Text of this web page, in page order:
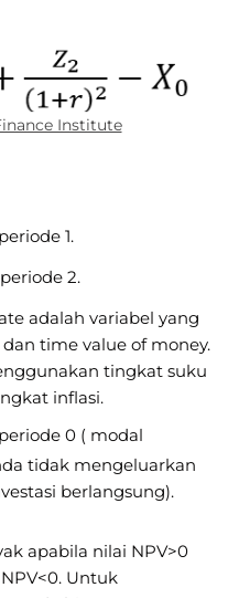
Institute
1.
2.
adalah variabel yang
time value of money.
tingkat suku
inflasi.
0 ( modal
tidak mengeluarkan
berlangsung).
apabila nilai NPV>0
Untuk